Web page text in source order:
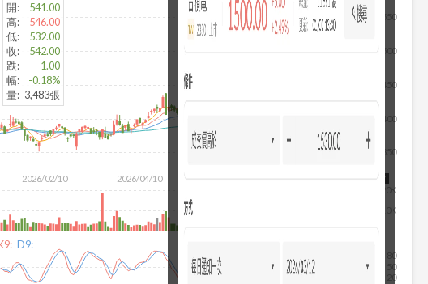
2026/02/10 2026/04/10
350
400
450
500
550
2026/08/07
10K
20K
開:
541.00
高:
546.00
低:
532.00
收:
542.00
跌:
-1.00
幅:
-0.18%
量: 3,483張
D9:
20
50
80